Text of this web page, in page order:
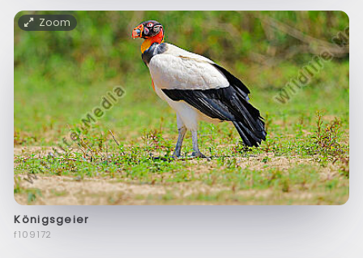
Zoom
Königsgeier
f109172